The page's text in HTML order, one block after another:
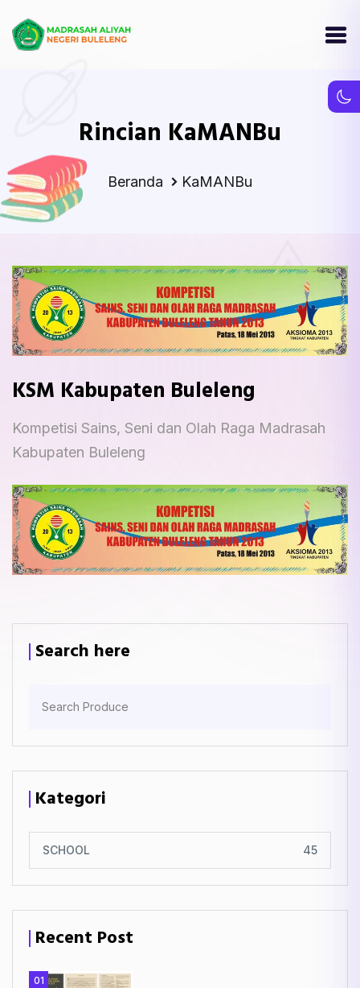
Rincian KaMANBu
Beranda KaMANBu
KSM Kabupaten Buleleng
Kompetisi Sains, Seni dan Olah Raga Madrasah
Kabupaten Buleleng
Search here
Kategori
SCHOOL 45
Recent Post
01